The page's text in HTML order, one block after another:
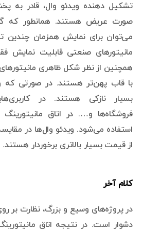
تشکیل دهنده ویدئو وال، قادر به
صورت عریض هستند. همانطور که
می‌توان برای نمایش همزمان چندین
مانیتورهای صنعتی قابلیت نمایش
همچنین از نظر شکل ظاهری
با قاب پهن‌تر هستند. در صورتی که
بسیار نازکی هستند. در
فروشگاه‌ها و…. در اتاق مانیتورینگ
استفاده می‌شود. ویدئو وال‌ها در
از قیمت بسیار بالاتری برخوردار هستند.
کلام آخر
در پروژه‌های وسیع و بزرگ، نظارت بر
دشوار است. در نتیجه اتاق